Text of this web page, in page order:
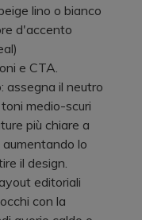
lino o bianco
d'accento
e CTA.
assegna il neutro
medio-scuri
più chiare a
lo
il design.
editoriali
con la